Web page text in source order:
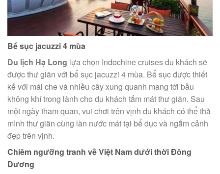
Bể sục jacuzzi 4 mùa
Du lịch Hạ Long lựa chọn Indochine cruises du khách sẽ
được thư giãn với bể sục jacuzzi 4 mùa. Bể sục được thiết
kế với mái che và nhiều cây xung quanh mang tới bầu
không khí trong lành cho du khách tắm mát thư giãn. Sau
một ngày tham quan, vui chơi trên vịnh du khách có thể thả
mình thư giãn cùng làn nước mát tại bể dục và ngắm cảnh
đẹp trên vịnh.
Chiêm ngưỡng tranh về Việt Nam dưới thời Đông
Dương